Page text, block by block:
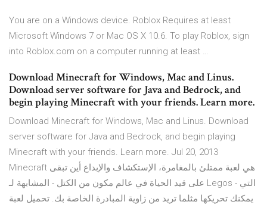
You are on a Windows device. Roblox Requires at least
Microsoft Windows 7 or Mac OS X 10.6. To play Roblox, sign
into Roblox.com on a computer running at least …
Download Minecraft for Windows, Mac and Linus.
Download server software for Java and Bedrock, and
begin playing Minecraft with your friends. Learn more.
Download Minecraft for Windows, Mac and Linus. Download
server software for Java and Bedrock, and begin playing
Minecraft with your friends. Learn more. Jul 20, 2013
Minecraft هي لعبة ممتلئ بالمغامرة، الإستكشاف والإبداع أين تبقى
على قيد الحياة في عالم مكون من الكتل - المشابهة لـ Legos - التي
يمكنك تحريكها مثلما تريد من زاوية المبادرة الخاصة بك. تحميل لعبة